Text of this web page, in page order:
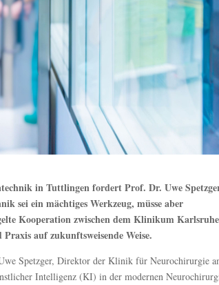
in Tuttlingen fordert Prof. Dr. Uwe
sei ein mächtiges Werkzeug, müsse aber
Kooperation zwischen dem Klinikum
auf zukunftsweisende Weise.
Spetzger, Direktor der Klinik für Neurochirurgie
Intelligenz (KI) in der modernen